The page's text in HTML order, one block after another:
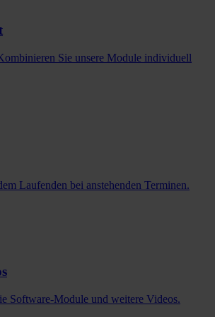
Sie unsere Module individuell
Laufenden bei anstehenden Terminen.
Software-Module und weitere Videos.